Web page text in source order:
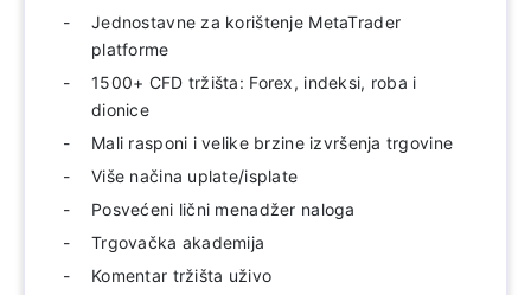
Jednostavne za korištenje MetaTrader
platforme
1500+ CFD tržišta: Forex, indeksi, roba i
dionice
Mali rasponi i velike brzine izvršenja trgovine
Više načina uplate/isplate
Posvećeni lični menadžer naloga
Trgovačka akademija
Komentar tržišta uživo